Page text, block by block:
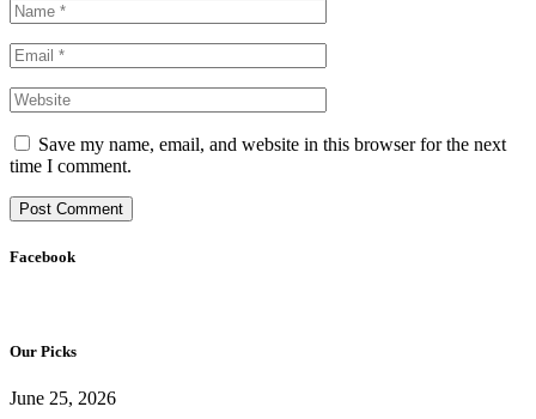
Save my name, email, and website in this browser for the next
time I comment.
Facebook
Our Picks
June 25, 2026